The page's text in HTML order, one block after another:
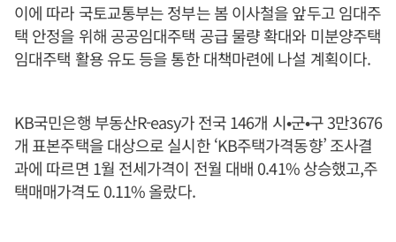
이에 따라 국토교통부는 정부는 봄 이사철을 앞두고 임대주
택 안정을 위해 공공임대주택 공급 물량 확대와 미분양주택
임대주택 활용 유도 등을 통한 대책마련에 나설 계획이다.
KB국민은행 부동산R-easy가 전국 146개 시•군•구 3만3676
개 표본주택을 대상으로 실시한 ‘KB주택가격동향’ 조사결
과에 따르면 1월 전세가격이 전월 대배 0.41% 상승했고,주
택매매가격도 0.11% 올랐다.